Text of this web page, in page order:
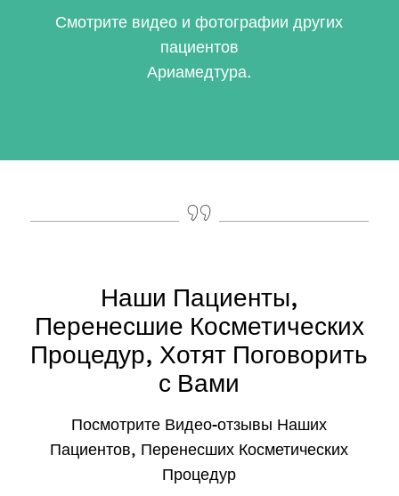
Смотрите видео и фотографии других
пациентов
Ариамедтура.
Наши Пациенты,
Перенесшие Косметических
Процедур, Хотят Поговорить
с Вами
Посмотрите Видео-отзывы Наших
Пациентов, Перенесших Косметических
Процедур